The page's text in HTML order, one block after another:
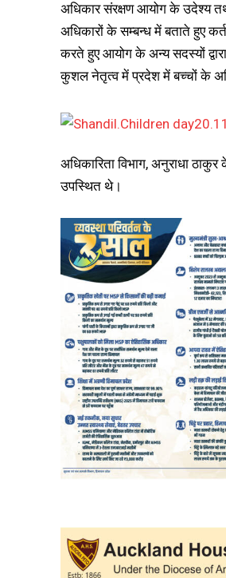
अधिकार संरक्षण आयोग के उदेश्य
अधिकारों के सम्बन्ध में बताते हुए
करते हुए आयोग के अन्य सदस्यों
कुशल नेतृत्व में प्रदेश में बच्चों के
अधिकारिता विभाग, अनुराधा
उपस्थित थे।